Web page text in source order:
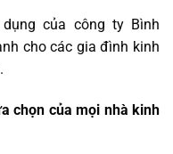
của công ty Bình
cho các gia đình kinh
chọn của mọi nhà kinh